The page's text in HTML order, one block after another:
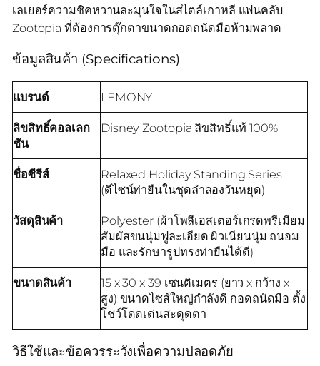
เลเยอร์ความชิคหวานละมุนใจในสไตล์เกาหลี แฟนคลับ
Zootopia ที่ต้องการตุ๊กตาขนาดกอดถนัดมือห้ามพลาด
ข้อมูลสินค้า (Specifications)
แบรนด์ LEMONY
ลิขสิทธิ์คอลเลก
ชัน
Disney Zootopia ลิขสิทธิ์แท้ 100%
ชื่อซีรีส์
Relaxed Holiday Standing Series
(ดีไซน์ท่ายืนในชุดลำลองวันหยุด)
วัสดุสินค้า
Polyester (ผ้าโพลีเอสเตอร์เกรดพรีเมียม
สัมผัสขนนุ่มฟูละเอียด ผิวเนียนนุ่ม ถนอม
มือ และรักษารูปทรงท่ายืนได้ดี)
ขนาดสินค้า
15 x 30 x 39 เซนติเมตร (ยาว x กว้าง x
สูง) ขนาดไซส์ใหญ่กำลังดี กอดถนัดมือ ตั้ง
โชว์โดดเด่นสะดุดตา
วิธีใช้และข้อควรระวังเพื่อความปลอดภัย